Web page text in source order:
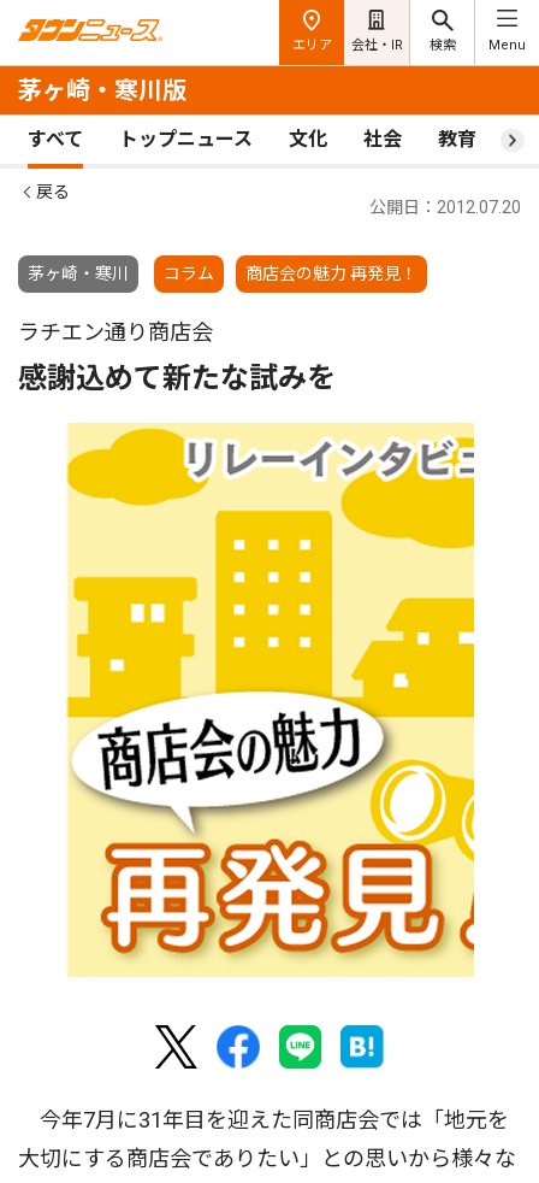
エリア 会社・IR 検索 Menu
茅ヶ崎・寒川版
すべて トップニュース 文化 社会 教育 ス
戻る
茅ヶ崎・寒川 コラム 商店会の魅力 再発見！
公開日：2012.07.20
ラチエン通り商店会
感謝込めて新たな試みを
今年7月に31年目を迎えた同商店会では「地元を
大切にする商店会でありたい」との思いから様々な